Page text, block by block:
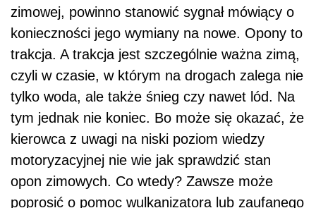
zimowej, powinno stanowić sygnał mówiący o
konieczności jego wymiany na nowe. Opony to
trakcja. A trakcja jest szczególnie ważna zimą,
czyli w czasie, w którym na drogach zalega nie
tylko woda, ale także śnieg czy nawet lód. Na
tym jednak nie koniec. Bo może się okazać, że
kierowca z uwagi na niski poziom wiedzy
motoryzacyjnej nie wie jak sprawdzić stan
opon zimowych. Co wtedy? Zawsze może
poprosić o pomoc wulkanizatora lub zaufanego